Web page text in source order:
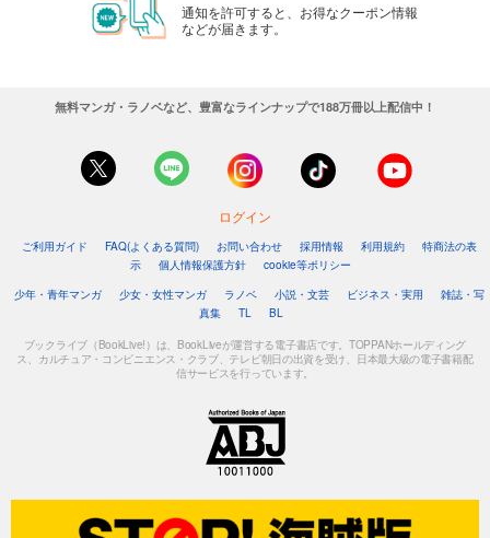
通知を許可すると、お得なクーポン情報
などが届きます。
無料マンガ・ラノベなど、豊富なラインナップで188万冊以上配信中！
ログイン
ご利用ガイド FAQ(よくある質問) お問い合わせ 採用情報 利用規約
特商法の表
示
個人情報保護方針
cookie等ポリシー
少年・青年マンガ
少女・女性マンガ ラノベ 小説・文芸 ビジネス・実用
雑誌・写
真集
TL BL
ブックライブ（BookLive!）は、BookLiveが運営する電子書店です。TOPPANホールディング
ス、カルチュア・コンビニエンス・クラブ、テレビ朝日の出資を受け、日本最大級の電子書籍配
信サービスを行っています。